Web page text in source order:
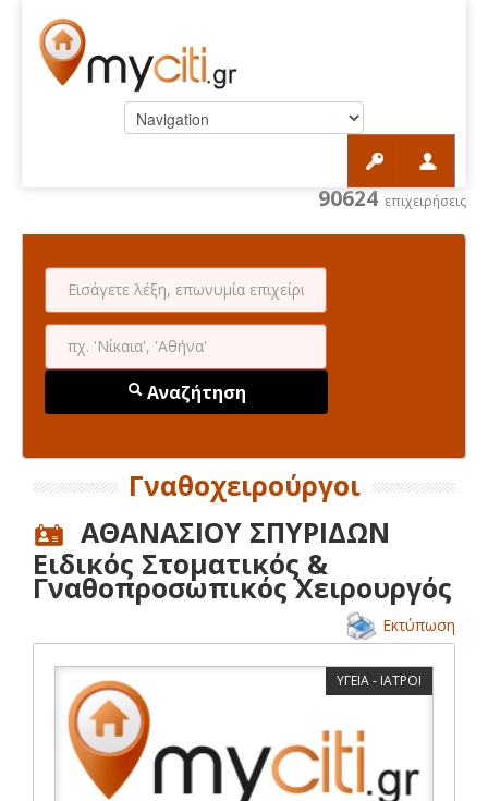
90624 επιχειρήσεις
Αναζήτηση
Γναθοχειρούργοι
ΑΘΑΝΑΣΙΟΥ ΣΠΥΡΙΔΩΝ
Ειδικός Στοματικός &
Γναθοπροσωπικός Χειρουργός
Εκτύπωση
ΥΓΕΙΑ - ΙΑΤΡΟΙ